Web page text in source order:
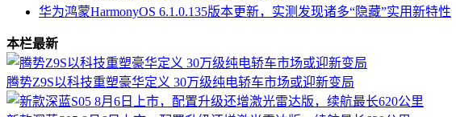
华为鸿蒙HarmonyOS 6.1.0.135版本更新，实测发现诸多“隐藏”实用新特性
本栏最新
腾势Z9S以科技重塑豪华定义 30万级纯电轿车市场或迎新变局